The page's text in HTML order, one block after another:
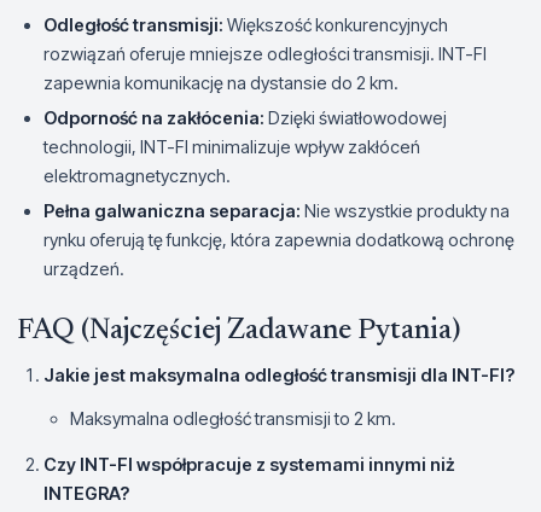
Odległość transmisji: Większość konkurencyjnych
rozwiązań oferuje mniejsze odległości transmisji. INT-FI
zapewnia komunikację na dystansie do 2 km.
Odporność na zakłócenia: Dzięki światłowodowej
technologii, INT-FI minimalizuje wpływ zakłóceń
elektromagnetycznych.
Pełna galwaniczna separacja: Nie wszystkie produkty na
rynku oferują tę funkcję, która zapewnia dodatkową ochronę
urządzeń.
FAQ (Najczęściej Zadawane Pytania)
Jakie jest maksymalna odległość transmisji dla INT-FI?
Maksymalna odległość transmisji to 2 km.
Czy INT-FI współpracuje z systemami innymi niż
INTEGRA?